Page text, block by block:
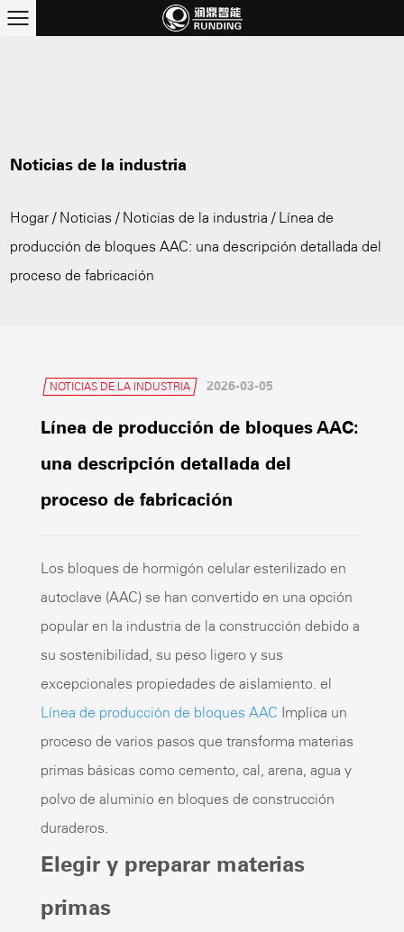
Noticias de la industria
Hogar / Noticias / Noticias de la industria / Línea de
producción de bloques AAC: una descripción detallada del
proceso de fabricación
NOTICIAS DE LA INDUSTRIA 2026-03-05
Línea de producción de bloques AAC:
una descripción detallada del
proceso de fabricación
Los bloques de hormigón celular esterilizado en
autoclave (AAC) se han convertido en una opción
popular en la industria de la construcción debido a
su sostenibilidad, su peso ligero y sus
excepcionales propiedades de aislamiento. el
Línea de producción de bloques AAC Implica un
proceso de varios pasos que transforma materias
primas básicas como cemento, cal, arena, agua y
polvo de aluminio en bloques de construcción
duraderos.
Elegir y preparar materias
primas